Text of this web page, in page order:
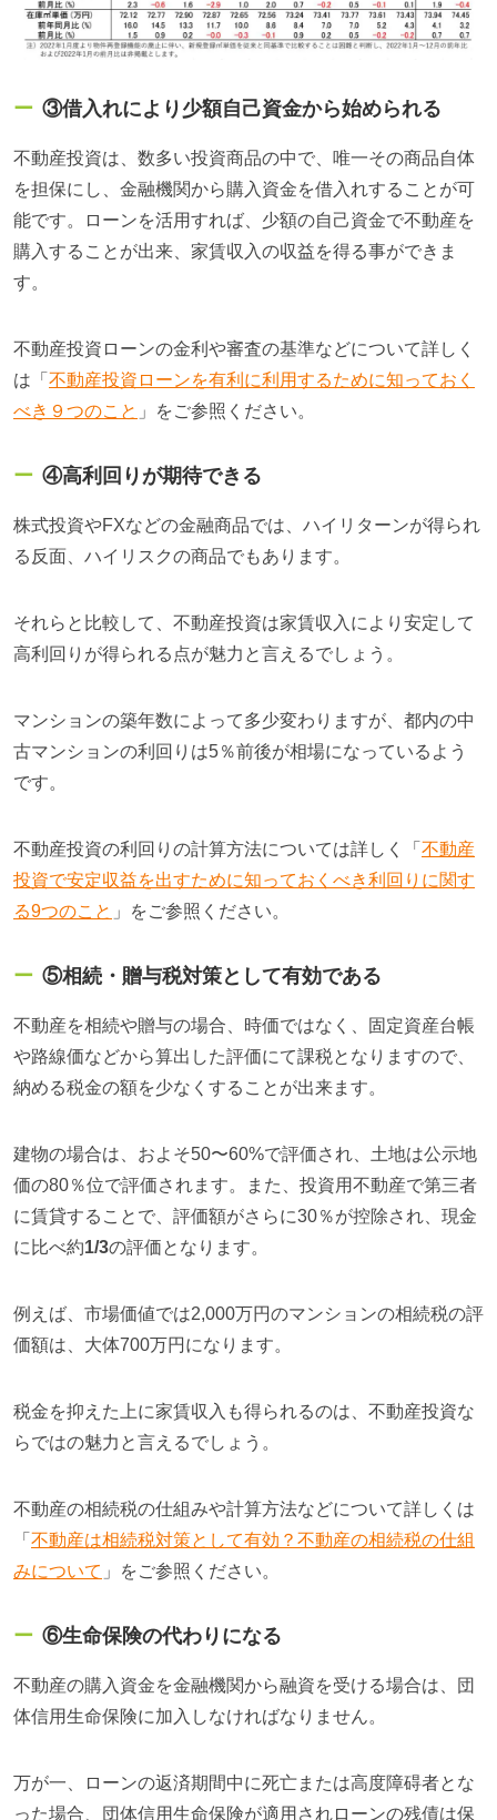
③借入れにより少額自己資金から始められる
不動産投資は、数多い投資商品の中で、唯一その商品自体
を担保にし、金融機関から購入資金を借入れすることが可
能です。ローンを活用すれば、少額の自己資金で不動産を
購入することが出来、家賃収入の収益を得る事ができま
す。
不動産投資ローンの金利や審査の基準などについて詳しく
は「 不動産投資ローンを有利に利用するために知っておく
べき９つのこと 」をご参照ください。
④高利回りが期待できる
株式投資やFXなどの金融商品では、ハイリターンが得られ
る反面、ハイリスクの商品でもあります。
それらと比較して、不動産投資は家賃収入により安定して
高利回りが得られる点が魅力と言えるでしょう。
マンションの築年数によって多少変わりますが、都内の中
古マンションの利回りは5％前後が相場になっているよう
です。
不動産投資の利回りの計算方法については詳しく「 不動産
投資で安定収益を出すために知っておくべき利回りに関す
る9つのこと 」をご参照ください。
⑤相続・贈与税対策として有効である
不動産を相続や贈与の場合、時価ではなく、固定資産台帳
や路線価などから算出した評価にて課税となりますので、
納める税金の額を少なくすることが出来ます。
建物の場合は、およそ50〜60%で評価され、土地は公示地
価の80％位で評価されます。また、投資用不動産で第三者
に賃貸することで、評価額がさらに30％が控除され、現金
に比べ約1/3の評価となります。
例えば、市場価値では2,000万円のマンションの相続税の評
価額は、大体700万円になります。
税金を抑えた上に家賃収入も得られるのは、不動産投資な
らではの魅力と言えるでしょう。
不動産の相続税の仕組みや計算方法などについて詳しくは
「 不動産は相続税対策として有効？不動産の相続税の仕組
みについて 」をご参照ください。
⑥生命保険の代わりになる
不動産の購入資金を金融機関から融資を受ける場合は、団
体信用生命保険に加入しなければなりません。
万が一、ローンの返済期間中に死亡または高度障碍者とな
った場合、団体信用生命保険が適用されローンの残債は保